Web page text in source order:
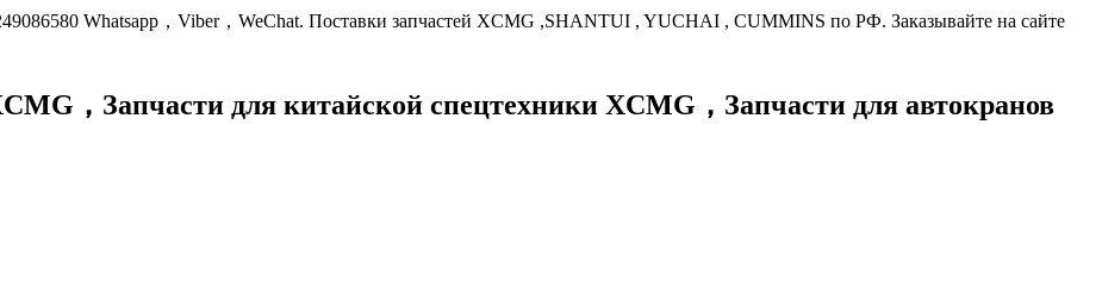
Whatsapp，Viber，WeChat. Поставки запчастей XCMG ,SHANTUI , YUCHAI , CUMMINS по РФ. Заказывайте на сайте
， Запчасти для китайской спецтехники XCMG， Запчасти для автокранов